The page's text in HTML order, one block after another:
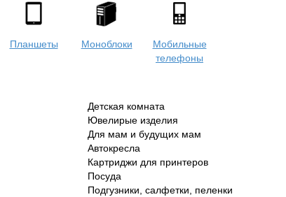
Планшеты Моноблоки
Мобильные
телефоны
Детская комната
Ювелирые изделия
Для мам и будущих мам
Автокресла
Картриджи для принтеров
Посуда
Подгузники, салфетки, пеленки